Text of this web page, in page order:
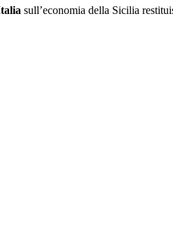
sull’economia della Sicilia